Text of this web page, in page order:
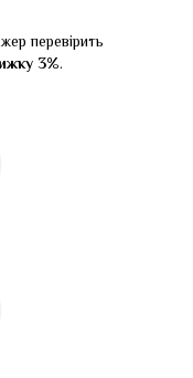
перевірить
3%.